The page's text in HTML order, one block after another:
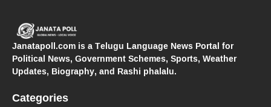
Janatapoll.com is a Telugu Language News Portal for
Political News, Government Schemes, Sports, Weather
Updates, Biography, and Rashi phalalu.
Categories